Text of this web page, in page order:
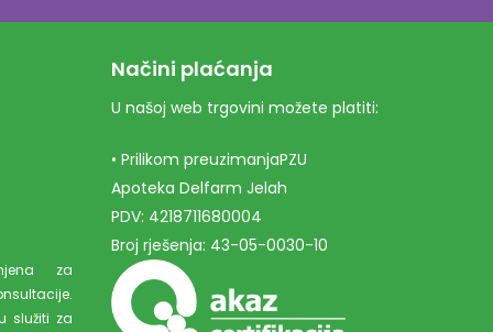
za
služiti za
Načini plaćanja
U našoj web trgovini možete platiti:
• Prilikom preuzimanjaPZU
Apoteka Delfarm Jelah
PDV: 4218711680004
Broj rješenja: 43-05-0030-10